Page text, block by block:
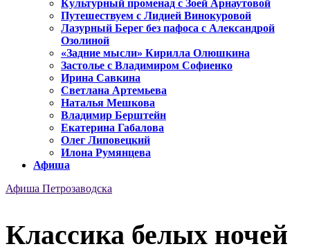
Культурный променад с Зоей Арнаутовой
Путешествуем с Лидией Винокуровой
Лазурный Берег без пафоса с Александрой
Озолиной
«Задние мысли» Кирилла Олюшкина
Застолье с Владимиром Софиенко
Ирина Савкина
Светлана Артемьева
Наталья Мешкова
Владимир Берштейн
Екатерина Габалова
Олег Липовецкий
Илона Румянцева
Афиша
Афиша Петрозаводска
Классика белых ночей